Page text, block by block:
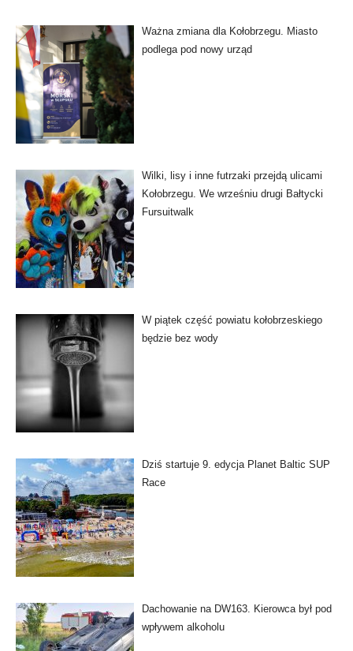
Ważna zmiana dla Kołobrzegu. Miasto
podlega pod nowy urząd
Wilki, lisy i inne futrzaki przejdą ulicami
Kołobrzegu. We wrześniu drugi Bałtycki
Fursuitwalk
W piątek część powiatu kołobrzeskiego
będzie bez wody
Dziś startuje 9. edycja Planet Baltic SUP
Race
Dachowanie na DW163. Kierowca był pod
wpływem alkoholu